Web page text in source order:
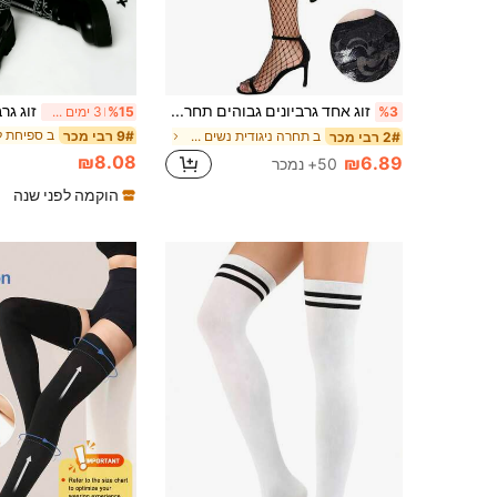
%3 זוג אחד גרביונים גבוהים תחרה לנשים, עם סיליקון נגד החלקה, גרביונים סקסיים וסטייט אפ, שנה 2, שנה 2
2# רבי מכר ב תחרה ניגודית נשים מעל גרבי הברך
₪6.89 50+ נמכר
%15 3 ימים אחרונים
9# רבי מכר
₪8.08
הוקמה לפני שנה